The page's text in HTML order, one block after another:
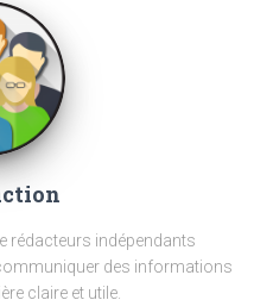
rédacteurs indépendants
des informations
claire et utile.